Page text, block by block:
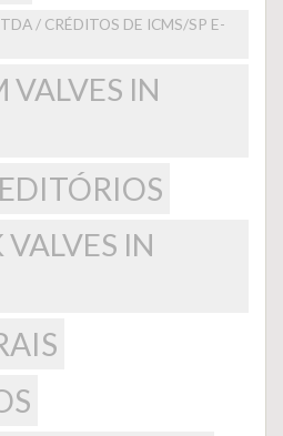
/ CRÉDITOS DE ICMS/SP E-
VALVES IN
IN